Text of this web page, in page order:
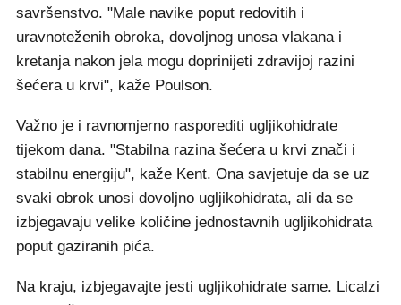
savršenstvo. "Male navike poput redovitih i
uravnoteženih obroka, dovoljnog unosa vlakana i
kretanja nakon jela mogu doprinijeti zdravijoj razini
šećera u krvi", kaže Poulson.
Važno je i ravnomjerno rasporediti ugljikohidrate
tijekom dana. "Stabilna razina šećera u krvi znači i
stabilnu energiju", kaže Kent. Ona savjetuje da se uz
svaki obrok unosi dovoljno ugljikohidrata, ali da se
izbjegavaju velike količine jednostavnih ugljikohidrata
poput gaziranih pića.
Na kraju, izbjegavajte jesti ugljikohidrate same. Licalzi